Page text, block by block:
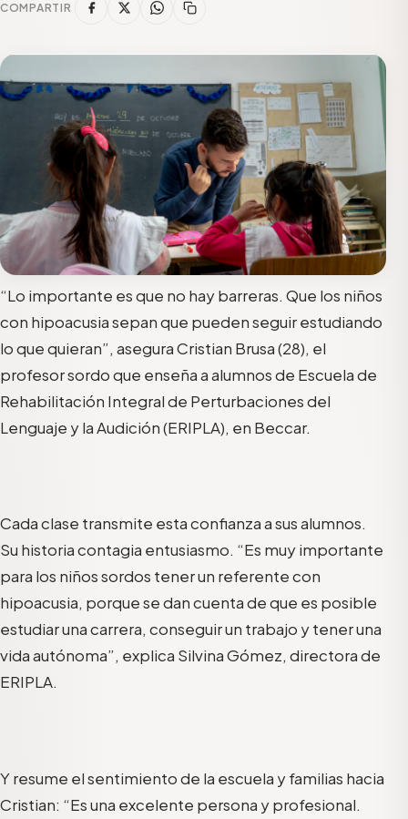
COMPARTIR
“Lo importante es que no hay barreras. Que los niños
con hipoacusia sepan que pueden seguir estudiando
lo que quieran”, asegura Cristian Brusa (28), el
profesor sordo que enseña a alumnos de Escuela de
Rehabilitación Integral de Perturbaciones del
Lenguaje y la Audición (ERIPLA), en Beccar.
Cada clase transmite esta confianza a sus alumnos.
Su historia contagia entusiasmo. “Es muy importante
para los niños sordos tener un referente con
hipoacusia, porque se dan cuenta de que es posible
estudiar una carrera, conseguir un trabajo y tener una
vida autónoma”, explica Silvina Gómez, directora de
ERIPLA.
Y resume el sentimiento de la escuela y familias hacia
Cristian: “Es una excelente persona y profesional.